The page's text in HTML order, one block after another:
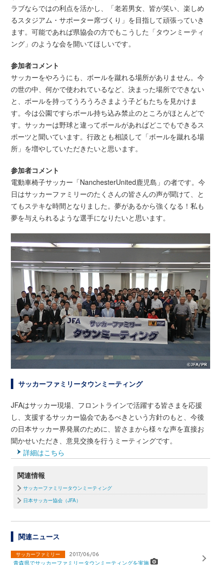
ラブならではの利点を活かし、「老若男女、皆が笑い、楽しめ
るスタジアム・サポーター席づくり」を目指して頑張っていき
ます。可能であれば県協会の方でもこうした「タウンミーティ
ング」のような会を開いてほしいです。
参加者コメント
サッカーをやろうにも、ボールを蹴れる場所がありません。今
の世の中、何かで使われているなど、決まった場所でできない
と、ボールを持ってうろうろさまよう子どもたちを見かけま
す。今は公園ですらボール持ち込み禁止のところがほとんどで
す。サッカーは野球と違ってボールがあればどこでもできるス
ポーツと聞いています。行政とも相談して「ボールを蹴れる場
所」を増やしていただきたいと思います。
参加者コメント
電動車椅子サッカー「NanchesterUnited鹿児島」の者です。今
日はサッカーファミリーのたくさんの皆さんの声が聞けて、と
てもステキな時間となりました。夢があるから強くなる！私も
夢を与えられるような選手になりたいと思います。
サッカーファミリータウンミーティング
JFAはサッカー現場、フロントラインで活躍する皆さまを応援
し、支援するサッカー協会であるべきという方針のもと、今後
の日本サッカー界発展のために、皆さまから様々な声を直接お
聞かせいただき、意見交換を行うミーティングです。
詳細はこちら
関連情報
サッカーファミリータウンミーティング
日本サッカー協会（JFA）
関連ニュース
サッカーファミリー 2017/06/06
青森県でサッカーファミリータウンミーティングを実施